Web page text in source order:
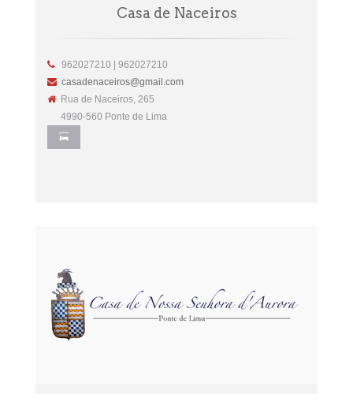
Casa de Naceiros
962027210 | 962027210
casadenaceiros@gmail.com
Rua de Naceiros, 265
4990-560 Ponte de Lima